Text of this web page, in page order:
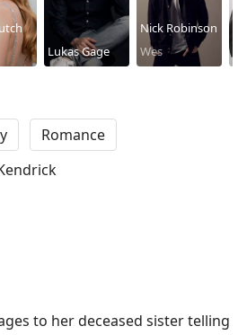
Lukas Gage
Nick Robinson
Wes
Romance
to her deceased sister telling